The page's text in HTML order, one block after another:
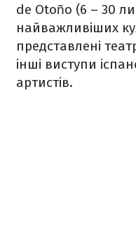
de Otoño (6 – 30
найважливіших
представлені
інші виступи
артистів.